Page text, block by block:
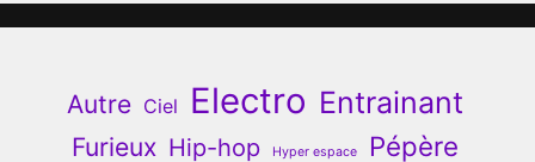
Autre Ciel Electro Entrainant
Furieux Hip-hop Hyper espace Pépère